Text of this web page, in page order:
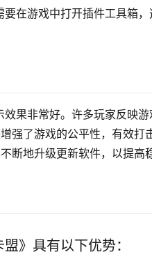
在游戏中打开插件工具箱
果非常好。许多玩家反映
强了游戏的公平性，有效打
断地升级更新软件，以提高
》具有以下优势：